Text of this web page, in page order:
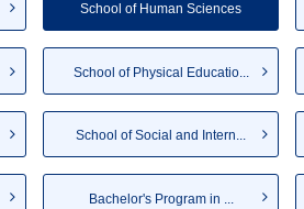
School of Human Sciences
School of Physical Educatio...
School of Social and Intern...
Bachelor's Program in ...